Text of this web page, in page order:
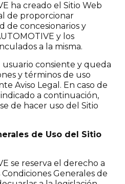
ha creado el Sitio Web
de proporcionar
de concesionarios y
y los
a la misma.
usuario consiente y queda
y términos de uso
Aviso Legal. En caso de
a continuación,
de hacer uso del Sitio
de Uso del Sitio
se reserva el derecho a
Generales de